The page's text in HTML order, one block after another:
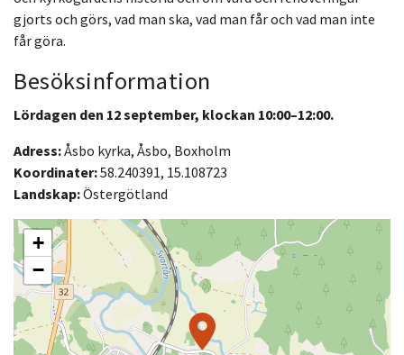
gjorts och görs, vad man ska, vad man får och vad man inte
får göra.
Besöksinformation
Lördagen den 12 september, klockan 10:00–12:00.
Adress:Åsbo kyrka, Åsbo, Boxholm
Koordinater:58.240391, 15.108723
Landskap:Östergötland
+
−